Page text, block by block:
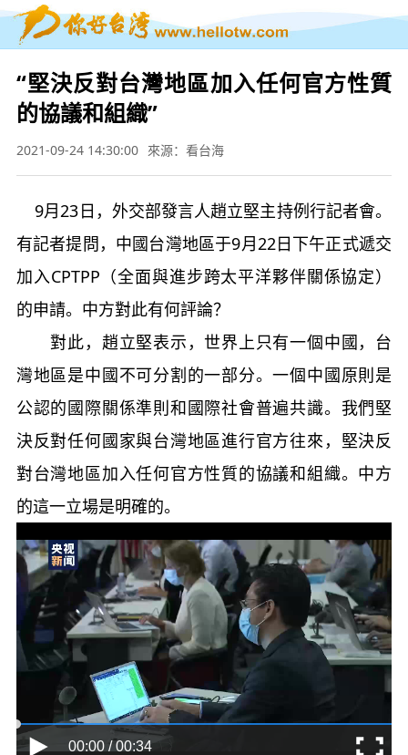
“堅決反對台灣地區加入任何官方性質
的協議和組織”
2021-09-24 14:30:00 來源：看台海
9月23日，外交部發言人趙立堅主持例行記者會。
有記者提問，中國台灣地區于9月22日下午正式遞交
加入CPTPP（全面與進步跨太平洋夥伴關係協定）
的申請。中方對此有何評論？
對此，趙立堅表示，世界上只有一個中國，台
灣地區是中國不可分割的一部分。一個中國原則是
公認的國際關係準則和國際社會普遍共識。我們堅
決反對任何國家與台灣地區進行官方往來，堅決反
對台灣地區加入任何官方性質的協議和組織。中方
的這一立場是明確的。
00:00 / 00:34